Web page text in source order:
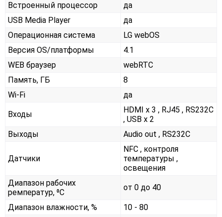
Встроенный процессор
да
USB Media Player
да
Операционная система
LG webOS
Версия OS/платформы
4.1
WEB браузер
webRTC
Память, ГБ
8
Wi-Fi
да
Входы
HDMI x 3 , RJ45 , RS232С
, USB x 2
Выходы
Audio out , RS232С
Датчики
NFC , контроля
температуры ,
освещения
Диапазон рабочих
ремператур, ⁰С
от 0 до 40
Диапазон влажности, %
10 - 80